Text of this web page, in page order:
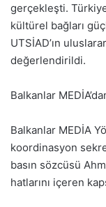
gerçekleşti.
kültürel bağları
UTSİAD’ın
değerlendirildi.
Balkanlar
Balkanlar MEDİA
koordinasyon
basın sözcüsü
hatlarını içeren